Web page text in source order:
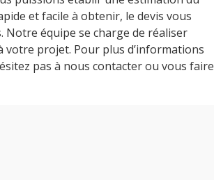
et facile à obtenir, le devis vous
Notre équipe se charge de réaliser
votre projet. Pour plus d’informations
pas à nous contacter ou vous faire